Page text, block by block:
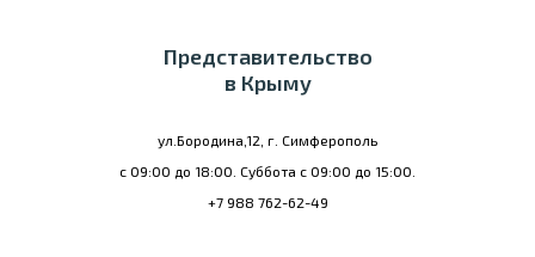
Представительство
в Крыму
ул.Бородина,12, г. Симферополь
с 09:00 до 18:00. Суббота с 09:00 до 15:00.
+7 988 762-62-49